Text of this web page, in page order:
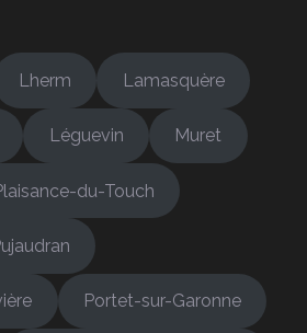
Lherm Lamasquère
Léguevin Muret
du-Touch
Portet-sur-Garonne